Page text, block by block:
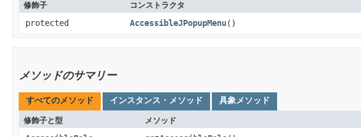
修飾子 コンストラクタ
protected AccessibleJPopupMenu()
メソッドのサマリー
すべてのメソッド インスタンス・メソッド 具象メソッド
修飾子と型 メソッド